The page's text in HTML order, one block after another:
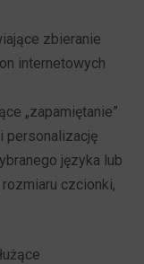
zbieranie
internetowych
„zapamiętanie”
personalizację
języka lub
czcionki,